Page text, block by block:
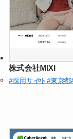
株式会社MIXI
#採用サイト#東京都